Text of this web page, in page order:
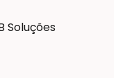
Soluções